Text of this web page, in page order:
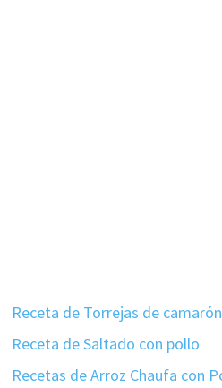
Receta de Torrejas de camarón
Receta de Saltado con pollo
Recetas de Arroz Chaufa con